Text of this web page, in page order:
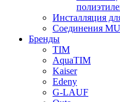
Инсталляция
Соединения
Бренды
TIM
AquaTIM
Kaiser
Edeny
G-LAUF